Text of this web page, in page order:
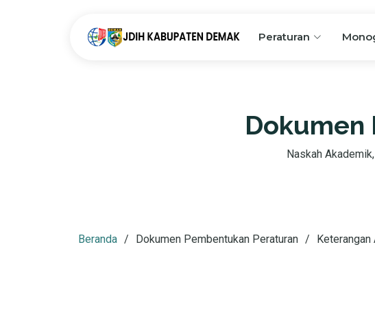
Peraturan
Dokumen
Naskah
Beranda Dokumen Pembentukan Peraturan Keterangan